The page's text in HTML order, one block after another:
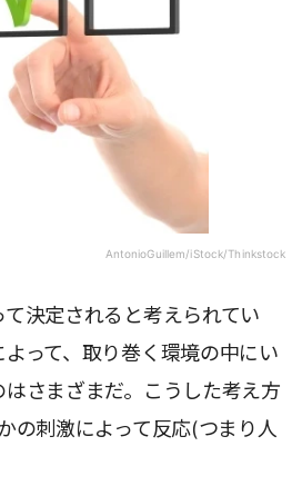
AntonioGuillem/iStock/Thinkstock
決定されると考えられてい
って、取り巻く環境の中にい
さまざまだ。こうした考え方
の刺激によって反応(つまり人